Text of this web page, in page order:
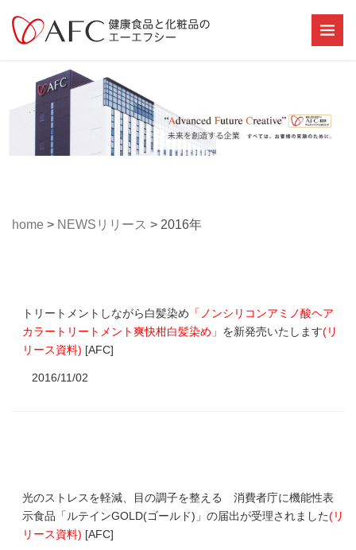
home > NEWSリリース > 2016年
トリートメントしながら白髪染め 「 ノンシリコンアミノ酸ヘア
カラートリートメント爽快柑白髪染め 」 を新発売いたします(リ
リース資料) [AFC]
2016/11/02
光のストレスを軽減、目の調子を整える 消費者庁に機能性表
示食品「ルテインGOLD(ゴールド)」の届出が受理されました(リ
リース資料) [AFC]